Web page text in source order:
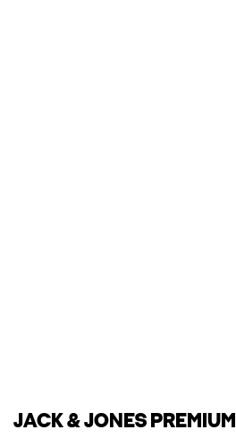
JACK & JONES PREMIUM